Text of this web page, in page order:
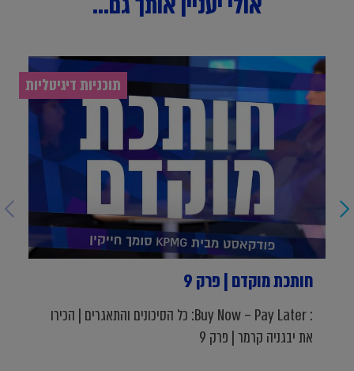
תוכניות דיגיטליות
חותכת מוקדם | פרק 9
: Buy Now – Pay Later: כל הסיכונים והתאגרים | הכירו
את יבגניה קרמר | פרק 9